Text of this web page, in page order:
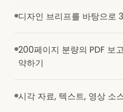
디자인 브리프를 바탕으로
200페이지 분량의 PDF 보
약하기
시각 자료, 텍스트, 영상 소